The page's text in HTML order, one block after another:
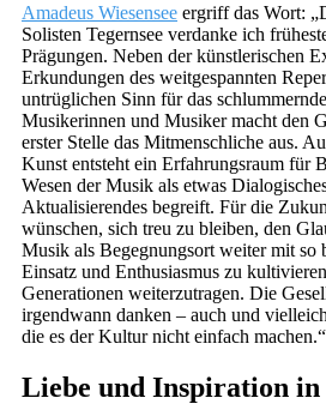
Amadeus Wiesensee ergriff das Wort:
Solisten Tegernsee verdanke ich
Prägungen. Neben der künstlerischen
Erkundungen des weitgespannten
untrüglichen Sinn für das
Musikerinnen und Musiker macht den
erster Stelle das Mitmenschliche aus.
Kunst entsteht ein Erfahrungsraum für
Wesen der Musik als etwas
Aktualisierendes begreift. Für die
wünschen, sich treu zu bleiben, den
Musik als Begegnungsort weiter mit so
Einsatz und Enthusiasmus zu
Generationen weiterzutragen. Die
irgendwann danken – auch und
die es der Kultur nicht einfach machen.“
Liebe und Inspiration